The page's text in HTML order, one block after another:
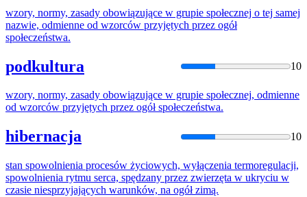
wzory, normy, zasady obowiązujące w grupie społecznej o tej samej
nazwie, odmienne od wzorców przyjętych przez ogół
społeczeństwa.
podkultura 10
wzory, normy, zasady obowiązujące w grupie społecznej, odmienne
od wzorców przyjętych przez ogółspołeczeństwa.
hibernacja 10
stan spowolnienia procesów życiowych, wyłączenia termoregulacji,
spowolnienia rytmu serca, spędzany przez zwierzęta w ukryciu w
czasie niesprzyjających warunków, na ogółzimą.